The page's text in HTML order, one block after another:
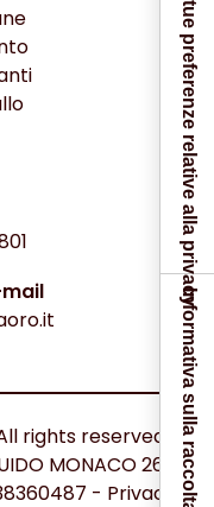
rights reserved.
MONACO 26C
- Privacy
Le tue preferenze relative alla privacy
Informativa sulla raccolta